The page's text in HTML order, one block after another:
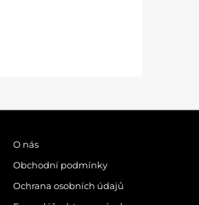
O nás
Obchodní podmínky
Ochrana osobních údajů